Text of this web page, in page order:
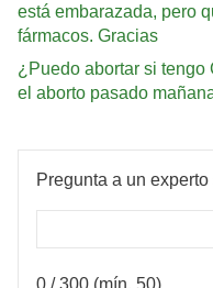
está embarazada, pero
fármacos. Gracias
¿Puedo abortar si
el aborto pasado
Pregunta a un
0 / 300 (mín. 50)